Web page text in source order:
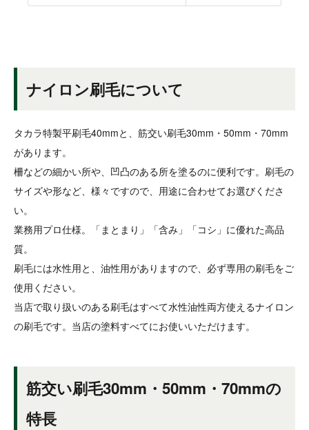
ナイロン刷毛について
タカラ特製平刷毛40mmと、筋交い刷毛30mm・50mm・70mm
があります。
柵などの細かい所や、凹凸のある所を塗るのに便利です。刷毛の
サイズや形など、様々ですので、用途に合わせてお選びくださ
い。
業務用プロ仕様。「まとまり」「含み」「コシ」に優れた高品
質。
刷毛には水性用と、油性用がありますので、必ず専用の刷毛をご
使用ください。
当店で取り扱いのある刷毛はすべて水性油性両方使えるナイロン
の刷毛です。当店の塗料すべてにお使いいただけます。
筋交い刷毛30mm・50mm・70mmの
特長